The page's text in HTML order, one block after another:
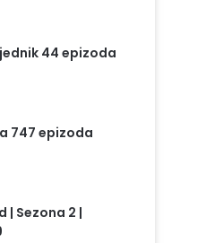
44 epizoda
747 epizoda
| Sezona 2 |